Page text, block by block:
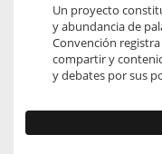
Un proyecto
y abundancia de
Convención
compartir y
y debates por sus